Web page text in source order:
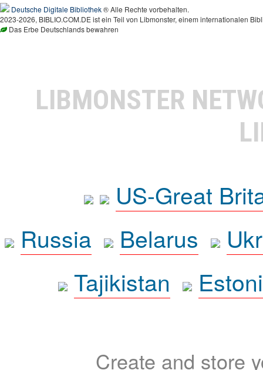
Deutsche Digitale Bibliothek® Alle Rechte vorbehalten.
2023-2026, BIBLIO.COM.DE ist ein Teil von Libmonster, einem internationalen
Das Erbe Deutschlands bewahren
LIBMONSTER
US-Great
Russia
Belarus
Tajikistan
Create and store